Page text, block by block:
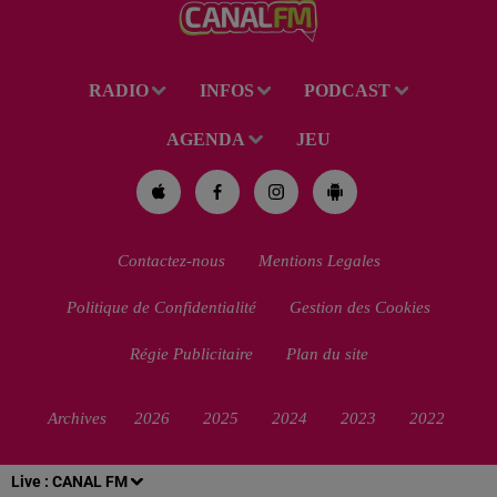
Live : CANAL FM
pour homicide...
RADIO INFOS PODCAST
AGENDA JEU
Contactez-nous Mentions Legales
Politique de Confidentialité Gestion des Cookies
Régie Publicitaire Plan du site
Archives 2026 2025 2024 2023 2022